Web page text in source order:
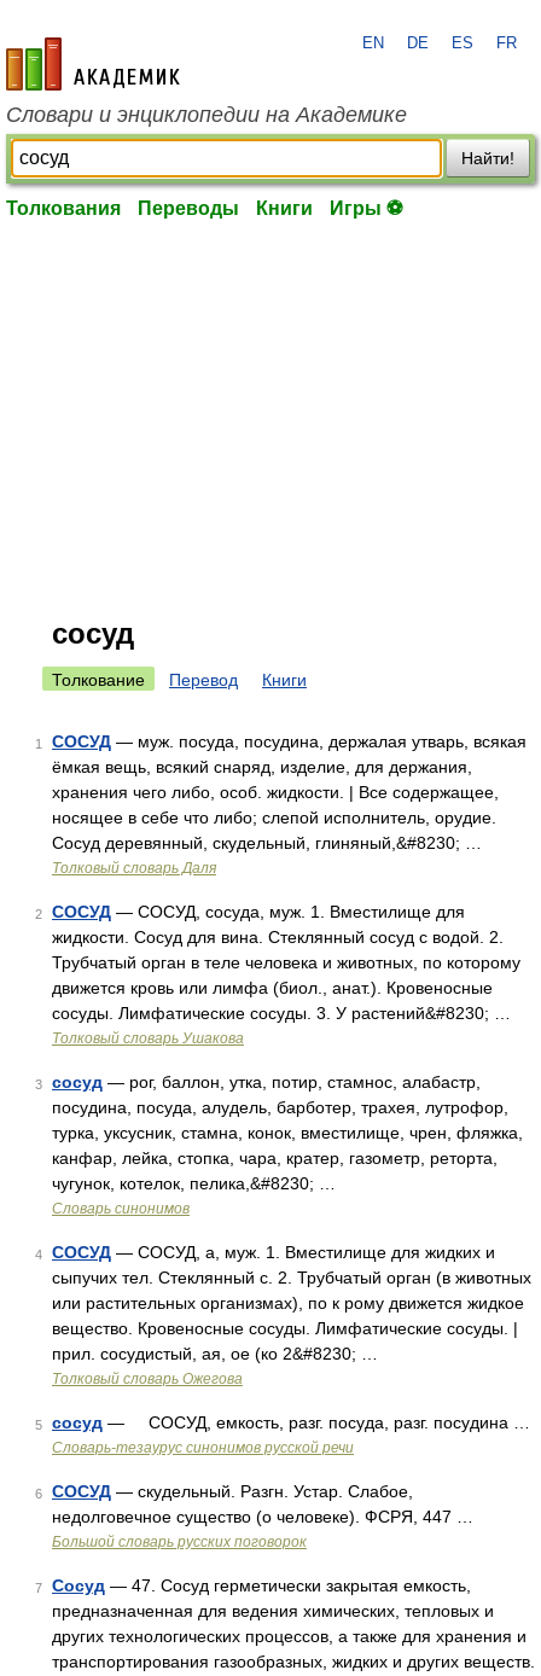
academic.ru
EN DE ES FR
Словари и энциклопедии на Академике
Найти!
Толкования Переводы Книги Игры ⚽
сосуд
Толкование Перевод Книги
1 СОСУД — муж. посуда, посудина, держалая утварь, всякая
ёмкая вещь, всякий снаряд, изделие, для держания,
хранения чего либо, особ. жидкости. | Все содержащее,
носящее в себе что либо; слепой исполнитель, орудие.
Сосуд деревянный, скудельный, глиняный,&#8230; …
Толковый словарь Даля
2 СОСУД — СОСУД, сосуда, муж. 1. Вместилище для
жидкости. Сосуд для вина. Стеклянный сосуд с водой. 2.
Трубчатый орган в теле человека и животных, по которому
движется кровь или лимфа (биол., анат.). Кровеносные
сосуды. Лимфатические сосуды. 3. У растений&#8230; …
Толковый словарь Ушакова
3 сосуд — рог, баллон, утка, потир, стамнос, алабастр,
посудина, посуда, алудель, барботер, трахея, лутрофор,
турка, уксусник, стамна, конок, вместилище, чрен, фляжка,
канфар, лейка, стопка, чара, кратер, газометр, реторта,
чугунок, котелок, пелика,&#8230; …
Словарь синонимов
4 СОСУД — СОСУД, а, муж. 1. Вместилище для жидких и
сыпучих тел. Стеклянный с. 2. Трубчатый орган (в животных
или растительных организмах), по к рому движется жидкое
вещество. Кровеносные сосуды. Лимфатические сосуды. |
прил. сосудистый, ая, ое (ко 2&#8230; …
Толковый словарь Ожегова
5 сосуд — СОСУД, емкость, разг. посуда, разг. посудина …
Словарь-тезаурус синонимов русской речи
6 СОСУД — скудельный. Разгн. Устар. Слабое,
недолговечное существо (о человеке). ФСРЯ, 447 …
Большой словарь русских поговорок
7 Сосуд — 47. Сосуд герметически закрытая емкость,
предназначенная для ведения химических, тепловых и
других технологических процессов, а также для хранения и
транспортирования газообразных, жидких и других веществ.